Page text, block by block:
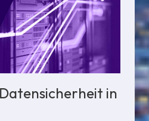
in